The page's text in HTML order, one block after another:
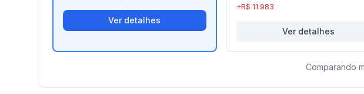
Ver detalhes
+R$ 11.983
Ver detalhes
Comparando